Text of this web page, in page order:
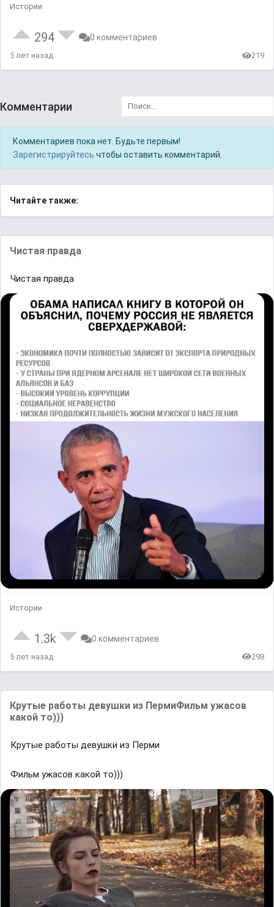
Истории
294 0 комментариев
5 лет назад 219
Комментарии
Комментариев пока нет. Будьте первым!
Зарегистрируйтесь чтобы оставить комментарий.
Читайте также:
Чистая правда
Чистая правда
Истории
1.3k 0 комментариев
5 лет назад 298
Крутые работы девушки из ПермиФильм ужасов
какой то)))
Крутые работы девушки из Перми
Фильм ужасов какой то)))